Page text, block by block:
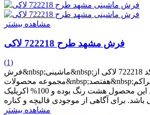
مشاهده بیشتر
فرش مشهد طرح 722218 لاکی
(1)
فرش&nbsp;ماشینی&nbsp;مشهد طرح کد 722218 لاکی از
مجموعه محصولات&nbsp;هفتصد&nbsp;شانه بوده که دارای تراکم
طولی 2550 می باشد. این محصول هشت رنگ بوده و 100% اکریلیک
مشاهده بیشتر